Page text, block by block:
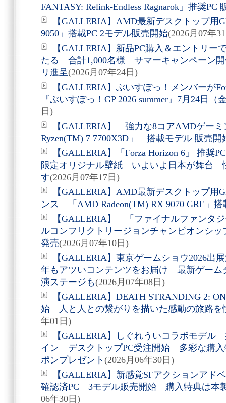
FANTASY: Relink-Endless Ragnarok」推奨PC
【GALLERIA】AMD最新デスクトップ
9050」搭載PC 2モデル販売開始(2026月07年
【GALLERIA】新品PC購入＆エントリー
たる 合計1,000名様 サマーキャンペーン
リ進呈(2026月07年24日)
【GALLERIA】ぶいすぽっ！メンバーが
『ぶいすぽっ！GP 2026 summer』7月24日（
日)
【GALLERIA】 強力な8コアAMDゲー
Ryzen(TM) 7 7700X3D」 搭載モデル 販売開
【GALLERIA】「Forza Horizon 6」 推
限定オリジナル壁紙 いよいよ日本が舞台
す(2026月07年17日)
【GALLERIA】AMD最新デスクトップ用
ンス 「AMD Radeon(TM) RX 9070 GRE」搭
【GALLERIA】 「ファイナルファンタ
ルコンフリクトリージョンチャンピオンシッ
発売(2026月07年10日)
【GALLERIA】東京ゲームショウ2026
年もアツいコンテンツをお届け 最新ゲーム
演ステージも(2026月07年08日)
【GALLERIA】DEATH STRANDING 2:
始 人と人との繋がりを描いた感動の旅路を
年01日)
【GALLERIA】しぐれういコラボモデル
イン デスクトップPC受注開始 多彩な購入
ポンプレゼント (2026月06年30日)
【GALLERIA】新感覚SFアクションアド
確認済PC 3モデル販売開始 購入特典は本
06年30日)